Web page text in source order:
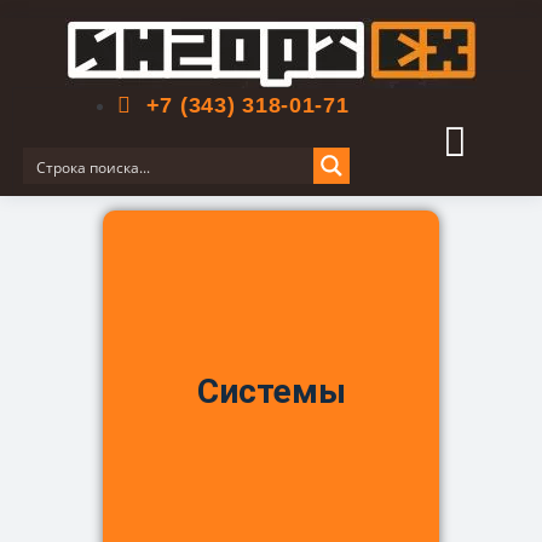
+7 (343) 318-01-71
Систе­мы
Поиск по сайту